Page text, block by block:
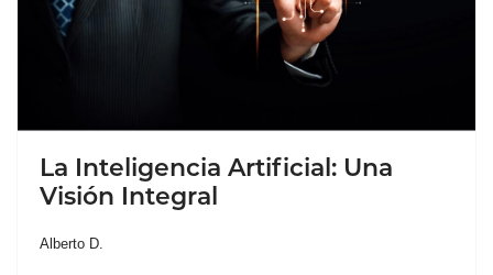
La Inteligencia Artificial: Una
Visión Integral
Alberto D.